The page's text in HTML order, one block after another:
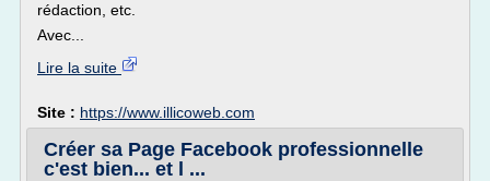
rédaction, etc.
Avec...
Lire la suite
Site : https://www.illicoweb.com
Créer sa Page Facebook professionnelle
c'est bien... et l ...